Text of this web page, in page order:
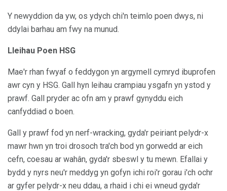
Y newyddion da yw, os ydych chi'n teimlo poen dwys, ni
ddylai barhau am fwy na munud.
Lleihau Poen HSG
Mae'r rhan fwyaf o feddygon yn argymell cymryd ibuprofen
awr cyn y HSG. Gall hyn leihau crampiau ysgafn yn ystod y
prawf. Gall pryder ac ofn am y prawf gynyddu eich
canfyddiad o boen.
Gall y prawf fod yn nerf-wracking, gyda'r peiriant pelydr-x
mawr hwn yn troi drosoch tra'ch bod yn gorwedd ar eich
cefn, coesau ar wahân, gyda'r sbeswl y tu mewn. Efallai y
bydd y nyrs neu'r meddyg yn gofyn ichi roi'r gorau i'ch ochr
ar gyfer pelydr-x neu ddau, a rhaid i chi ei wneud gyda'r